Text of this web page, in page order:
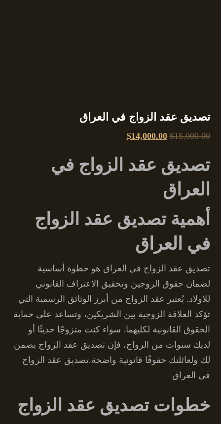
تصديق عقد الزواج في العراق
$15,000.00
$14,000.00
تصديق عقد الزواج في
العراق
أهمية تصديق عقد الزواج
في العراق
تصديق عقد الزواج في العراق هو خطوة أساسية
لضمان حقوق الزوجين وتحقيق الاعتراف القانوني
للاولاد. يُعتبر عقد الزواج من أبرز الوثائق الرسمية التي
تؤكد العلاقة الزوجية بين الشريكين، وتساعد على حماية
الحقوق القانونية لكليهما. سواء كنت متزوجًا حديثًا أو
لديك سنوات من الزواج، فإن تصديق عقد الزواج يضمن
لك ولعائلتك حقوقًا قانونية واضحة.تصديق عقد الزواج
في العراق
خطوات تصديق عقد الزواج